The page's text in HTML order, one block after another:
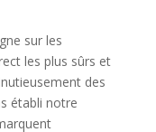
sur les
les plus sûrs et
des
établi notre